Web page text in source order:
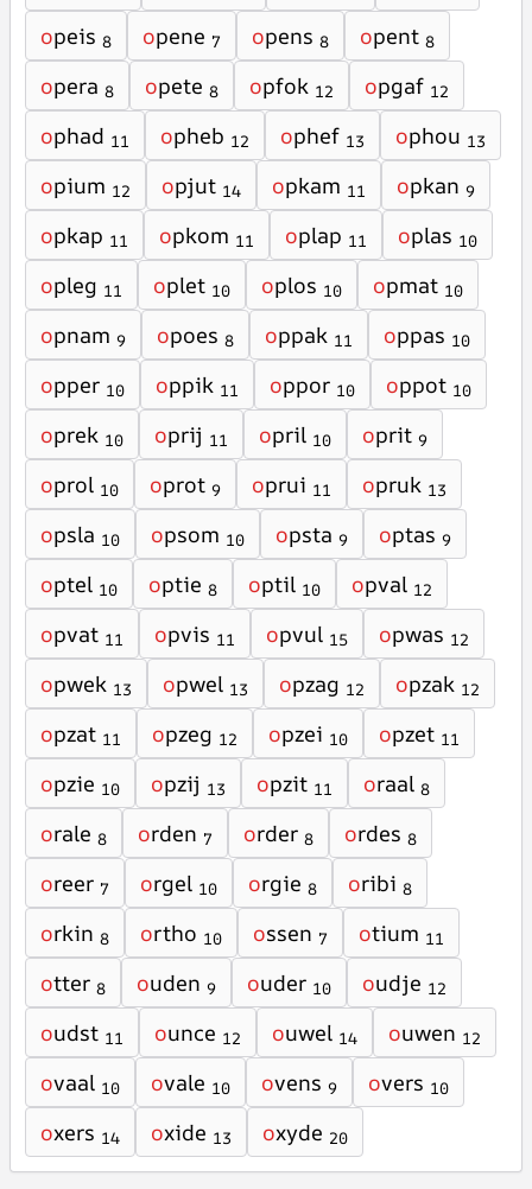
opeis 8 opene 7 opens 8 opent 8
opera 8 opete 8 opfok 12 opgaf 12
ophad 11 opheb 12 ophef 13 ophou 13
opium 12 opjut 14 opkam 11 opkan 9
opkap 11 opkom 11 oplap 11 oplas 10
opleg 11 oplet 10 oplos 10 opmat 10
opnam 9 opoes 8 oppak 11 oppas 10
opper 10 oppik 11 oppor 10 oppot 10
oprek 10 oprij 11 opril 10 oprit 9
oprol 10 oprot 9 oprui 11 opruk 13
opsla 10 opsom 10 opsta 9 optas 9
optel 10 optie 8 optil 10 opval 12
opvat 11 opvis 11 opvul 15 opwas 12
opwek 13 opwel 13 opzag 12 opzak 12
opzat 11 opzeg 12 opzei 10 opzet 11
opzie 10 opzij 13 opzit 11 oraal 8
orale 8 orden 7 order 8 ordes 8
oreer 7 orgel 10 orgie 8 oribi 8
orkin 8 ortho 10 ossen 7 otium 11
otter 8 ouden 9 ouder 10 oudje 12
oudst 11 ounce 12 ouwel 14 ouwen 12
ovaal 10 ovale 10 ovens 9 overs 10
oxers 14 oxide 13 oxyde 20